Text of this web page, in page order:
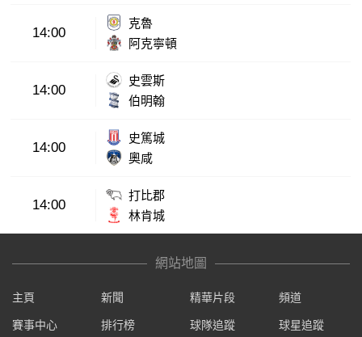
14:00
克魯
阿克寧頓
14:00
史雲斯
伯明翰
14:00
史篤城
奧咸
14:00
打比郡
林肯城
網站地圖
主頁 新聞 精華片段 頻道
賽事中心 排行榜 球隊追蹤 球星追蹤